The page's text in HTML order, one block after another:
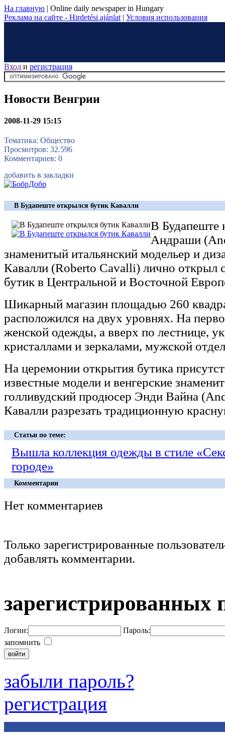
На главную | Online daily newspaper in Hungary
Реклама на сайте - Hirdetési ajánlat | Условия использования
Вход и регистрация
Новости Венгрии
2008-11-29 15:15
Тематика: Общество
Просмотров: 32.596
Комментариев: 0
добавить в закладки
В Будапеште открылся бутик Кавалли
В Будапеште
Андраши
знаменитый итальянский модельер и
Кавалли (Roberto Cavalli) лично открыл
бутик в Центральной и Восточной
Шикарный магазин площадью 260
расположился на двух уровнях. На
женской одежды, а вверх по лестнице,
кристаллами и зеркалами, мужской
На церемонии открытия бутика
известные модели и венгерские
голливудский продюсер Энди Вайна
Кавалли разрезать традиционную
Статьи по теме:
Вышла коллекция одежды в стиле
городе»
Комментарии
Нет комментариев
Только зарегистрированные
добавлять комментарии.
зарегистрированных
Логин:
Пароль:
запомнить
забыли пароль?
регистрация